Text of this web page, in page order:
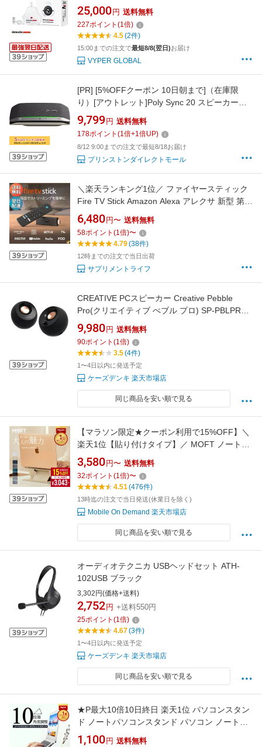
ル カラーマネジメント ディスプレイ データカ
ラー スパイダー モニター 色 調整 チェッカー
キャリブレーター 正確 再現 おすすめ センサー
ツール 測色 レタッチ カラーグレーディング
25,000 円 送料無料
227ポイント (1倍)
4.5(2件)
15:00までの注文で最短8/8(翌日)お届け
VYPER GLOBAL
[PR] [5%OFFクーポン 10日朝まで]（在庫限
り）[アウトレット]Poly Sync 20 スピーカーフ
ォン USB / Bluetooth 対応 7S4C1AA ポリー シ
ンク 有線 無線 ポータブル 小型 zoom マイク
会議用 Microsoft Teams 処分特価
9,799 円 送料無料
178ポイント (1倍+1倍UP)
8/12 9:00までの注文で最短8/18お届け
プリンストンダイレクトモール
＼楽天ランキング1位／ ファイヤースティック
Fire TV Stick Amazon Alexa アレクサ 新型 第三
世代 Alexa対応音声認識リモコン付属 ファイヤ
ーtvスティック ファイアーtv ファイヤーステッ
ク Amazon プライムビデオ amazonファイアー
6,480 円〜 送料無料
58ポイント (1倍)〜
4.79(38件)
12時までの注文で当日出荷
サプリメントライフ
CREATIVE PCスピーカー Creative Pebble
Pro(クリエイティブ ぺブル プロ) SP-PBLPRO-
BK ブラック
9,980 円 送料無料
90ポイント (1倍)
3.5(4件)
1〜4日以内に発送予定
ケーズデンキ 楽天市場店
同じ商品を安い順で見る
【マラソン限定★クーポン利用で15%OFF】＼
楽天1位【貼り付けタイプ】／ MOFT ノートパ
ソコンスタンド パソコンスタンド パソコン台
貼り付け モフト 持ち運び 折り畳み moft PCス
タンド スマホ タブレット スタンド 軽量 コンパ
クト ノートPCスタンド 放熱 MacBook Air
3,580 円〜 送料無料
32ポイント (1倍)〜
4.51(476件)
13時迄の注文で当日発送(休業日を除く)
Mobile On Demand 楽天市場店
同じ商品を安い順で見る
オーディオテクニカ USBヘッドセット ATH-
102USB ブラック
3,302円(価格+送料)
2,752 円 +送料550円
25ポイント (1倍)
4.67(3件)
1〜4日以内に発送予定
ケーズデンキ 楽天市場店
同じ商品を安い順で見る
★P最大10倍10日終日 楽天1位 パソコンスタン
ド ノートパソコンスタンド パソコン ノートパ
ソコン スタンド 人間工学設計 ノートパソコン
1,100 円 送料無料